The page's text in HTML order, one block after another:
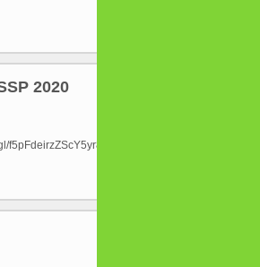
2020
f5pFdeirzZScY5yr8